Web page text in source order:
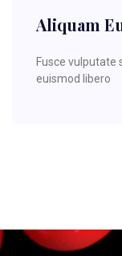
Aliquam
Fusce vulputate
euismod libero